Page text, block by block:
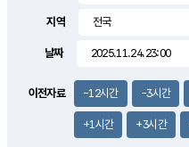
지역
날짜
이전자료 -12시간 -3시간
+1시간 +3시간